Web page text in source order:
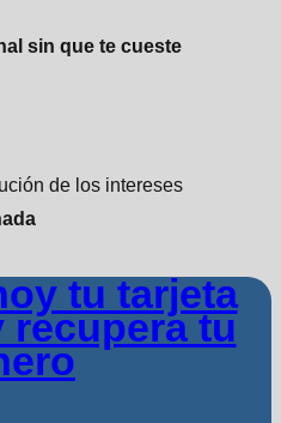
sin que te cueste
de los intereses
tu tarjeta
tu